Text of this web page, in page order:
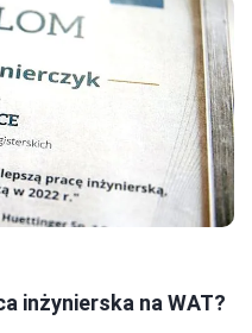
inżynierska na WAT?